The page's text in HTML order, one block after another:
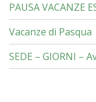
PAUSA VACANZE
Vacanze di Pasqua
SEDE – GIORNI –